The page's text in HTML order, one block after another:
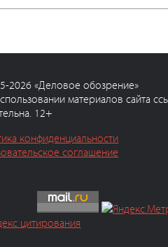
2026 «Деловое обозрение»
материалов сайта
12+
конфиденциальности
соглашение